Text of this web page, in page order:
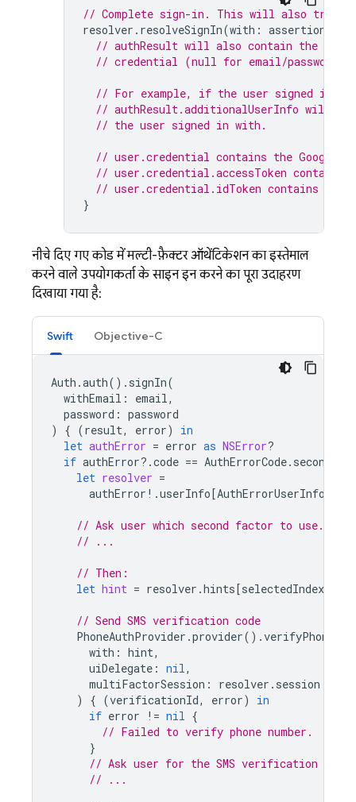
// Complete sign-in. This will also
resolver . resolveSignIn(with : assertion
// authResult will also contain the
// credential (null for email/
// For example, if the user signed in
// authResult.additionalUserInfo will
// the user signed in with.
// user.credential contains the Google
// user.credential.accessToken contains
// user.credential.idToken contains the
}
नीचे दिए गए कोड में, मल्टी-फ़ैक्टर ऑथेंटिकेशन का इस्तेमाल
करने वाले उपयोगकर्ता के साइन इन करने का पूरा उदाहरण
दिखाया गया है:
Swift Objective-C
Auth .auth(). signIn(
withEmail : email ,
password : password
)
{ (result, error)
in
let authError = error as NSError?
if authError?.code == AuthErrorCode.
let resolver =
authError !.userInfo[
// Ask user which second factor to use.
// ...
// Then:
let hint = resolver .hints[selectedIndex
// Send SMS verification code
PhoneAuthProvider .provider().
with : hint,
uiDelegate : nil ,
multiFactorSession : resolver . session
)
{ (verificationId, error)
in
if error != nil {
// Failed to verify phone number.
}
// Ask user for the SMS verification code.
// ...